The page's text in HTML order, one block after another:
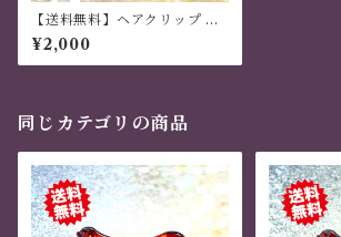
【送料無料】ヘアクリップ 大
きめ しっかり おしゃれ 金属製
和風 ハンドメイド 虹色
¥2,000
同じカテゴリの商品